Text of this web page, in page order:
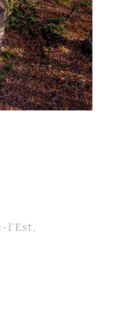
l'Est,